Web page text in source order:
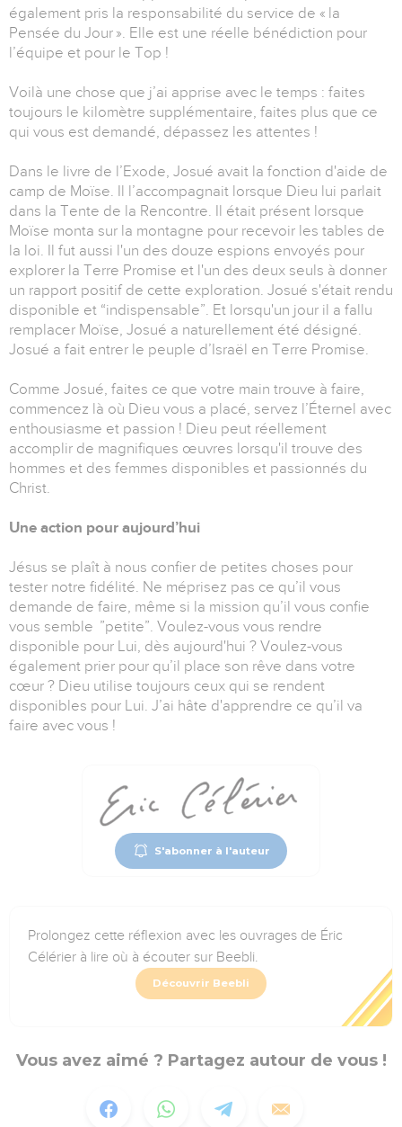
également pris la responsabilité du service de « la
Pensée du Jour ». Elle est une réelle bénédiction pour
l’équipe et pour le Top !
Voilà une chose que j’ai apprise avec le temps : faites
toujours le kilomètre supplémentaire, faites plus que ce
qui vous est demandé, dépassez les attentes !
Dans le livre de l’Exode, Josué avait la fonction d'aide de
camp de Moïse. Il l’accompagnait lorsque Dieu lui parlait
dans la Tente de la Rencontre. Il était présent lorsque
Moïse monta sur la montagne pour recevoir les tables de
la loi. Il fut aussi l'un des douze espions envoyés pour
explorer la Terre Promise et l'un des deux seuls à donner
un rapport positif de cette exploration. Josué s'était rendu
disponible et “indispensable”. Et lorsqu'un jour il a fallu
remplacer Moïse, Josué a naturellement été désigné.
Josué a fait entrer le peuple d’Israël en Terre Promise.
Comme Josué, faites ce que votre main trouve à faire,
commencez là où Dieu vous a placé, servez l’Éternel avec
enthousiasme et passion ! Dieu peut réellement
accomplir de magnifiques œuvres lorsqu'il trouve des
hommes et des femmes disponibles et passionnés du
Christ.
Une action pour aujourd’hui
Jésus se plaît à nous confier de petites choses pour
tester notre fidélité. Ne méprisez pas ce qu’il vous
demande de faire, même si la mission qu’il vous confie
vous semble ”petite”. Voulez-vous vous rendre
disponible pour Lui, dès aujourd'hui ? Voulez-vous
également prier pour qu’il place son rêve dans votre
cœur ? Dieu utilise toujours ceux qui se rendent
disponibles pour Lui. J’ai hâte d'apprendre ce qu’il va
faire avec vous !
S'abonner à l'auteur
Prolongez cette réflexion avec les ouvrages de Éric
Célérier à lire où à écouter sur Beebli.
Découvrir Beebli
Vous avez aimé ? Partagez autour de vous !